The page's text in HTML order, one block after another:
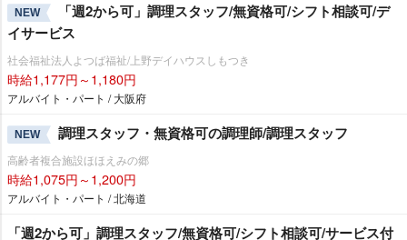
NEW
「週2から可」調理スタッフ/無資格可/シフト相談可/デ
イサービス
社会福祉法人よつば福祉/上野デイハウスしもつき
時給1,177円～1,180円
アルバイト・パート / 大阪府
NEW 調理スタッフ・無資格可の調理師/調理スタッフ
高齢者複合施設ほほえみの郷
時給1,075円～1,200円
アルバイト・パート / 北海道
「週2から可」調理スタッフ/無資格可/シフト相談可/サービス付